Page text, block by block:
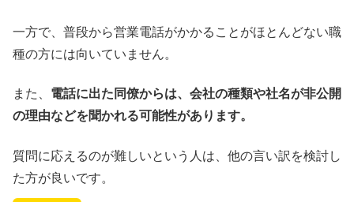
一方で、普段から営業電話がかかることがほとんどない職
種の方には向いていません。
また、 電話に出た同僚からは、会社の種類や社名が非公開
の理由などを聞かれる可能性があります。
質問に応えるのが難しいという人は、他の言い訳を検討し
た方が良いです。